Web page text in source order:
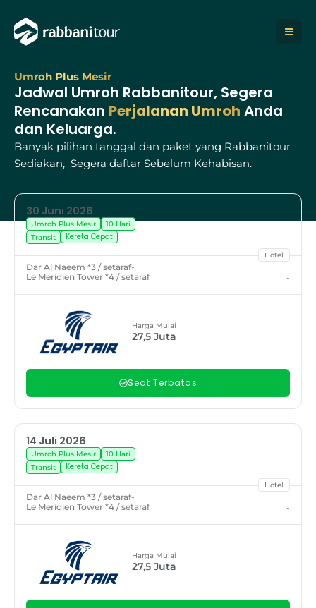
konten
Umroh Plus Mesir
Jadwal Umroh Rabbanitour, Segera
Rencanakan Perjalanan Umroh Anda
dan Keluarga.
Banyak pilihan tanggal dan paket yang Rabbanitour
Sediakan, Segera daftar Sebelum Kehabisan.
30 Juni 2026
Umroh Plus Mesir
10 Hari
Transit
Kereta Cepat
Hotel
Dar Al Naeem *3 / setaraf-
Le Meridien Tower *4 / setaraf
-
Harga Mulai
27,5 Juta
Seat Terbatas
14 Juli 2026
Umroh Plus Mesir
10 Hari
Transit
Kereta Cepat
Hotel
Dar Al Naeem *3 / setaraf-
Le Meridien Tower *4 / setaraf
-
Harga Mulai
27,5 Juta